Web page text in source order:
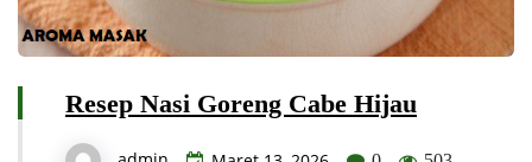
Resep Nasi Goreng Cabe Hijau